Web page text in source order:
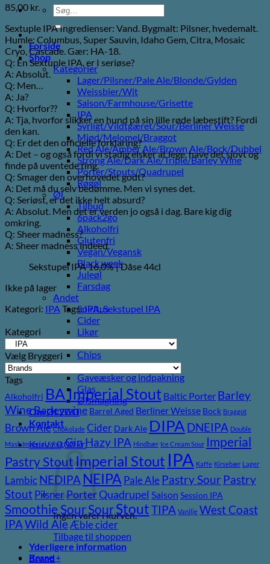
Søg
efter:
Forside
Shop
Kategorier
Lager/Pilsner/Pale Ale/Blonde/Gylden
Weissbier/Wit
Saison/Farmhouse/Grisette
IPA
Syrligt/Vildtgæret/Sour/Berliner Weisse
Mjød/Melomel/Braggot
Red Ale/Amber Ale/Brown Ale/Bock/Dubbel
Strong Ale/Dark Ale/Triple/Barley Wine
Porter/Stouts/Quadrupel
Røgøl
Øl
Tilbud
6pack2go
Alkoholfri
Glutenfri
Vegan/Vegansk
Black week
Juleøl
Farsdag
Andet
Spiritus
Cider
Likør
Most og Sodavand
Chips
Diverse
Gaveæsker og indpakning
Glas
Ølsmagning
Om ØL2GO
Kontakt
Kurv /0,00kr.
Ingen varer i kurven.
Tilbage til shoppen
Kasse +
85,00 kr.
Sextuple IPA Ingredienser: Vand. Bygmalt: Pilsner, hvedemalt.
Humle: Columbus, Super Sauvin, Idaho Gem, Citra, Mosaic
Cryo, Cascade. Gær: HA-18.
Q: En Sextuple IPA, er I seriøse?
A: Absolut.
Q: Men…
A: Ja?
Q: Hvorfor??
A: Tja, hvorfor slikker en hund på sin lille røde læbestift? Fordi
den kan.
Q: Er det den officielle forklaring?
A: Det – og også fordi vi stadig elsker at lege, have det sjovt og
finde på uventede ting.
Q: Smager den overhovedet godt?
A: Det må du selv bedømme. Men vi synes det.
Q: Seriøst, er det ikke helt absurd?
A: Absolut. Men det er verden jo også i dag. Bare kig dig
omkring.
Q: Sheer madness?
A: Sheer madness indeed.
Sekstupel IPA 16,0% | Dåse 44cl
Ikke på lager
Kategori: IPA Tags:IPA,Sekstupel IPA
Kategori
Vælg Bryggeri
Tags
Alkoholfri BA Imperial Stout Baltic Porter Barley
WineBarleywine Barrel Aged Berliner Weisse Bock Braggot
Brown Ale Chokolade Cider Dark Ale DIPA DNEIPA Double
Mash Imperial Stout GinHazy IPA Hindbær Ice Cream Sour Imperial
Pastry Stout Imperial Stout IPA Kaffe Kirsebær Lager
LambicNEDIPA NEIPA Pale Ale Pastry Sour Pastry
StoutPilsnerPorterQuadrupel Saison Session IPA
Smoothie SourSourStoutTIPA Vanilje West Coast
IPAWild AleÆble cider
Yderligere information
Brand